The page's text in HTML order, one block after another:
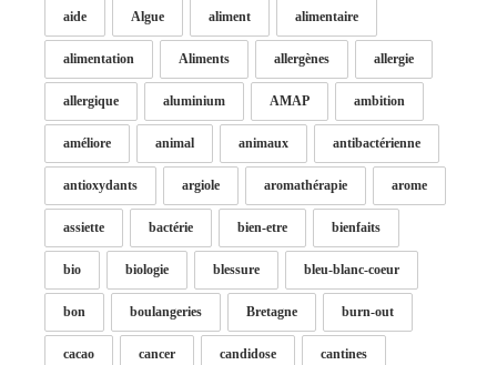
aide Algue aliment alimentaire
alimentation Aliments allergènes allergie
allergique aluminium AMAP ambition
améliore animal animaux antibactérienne
antioxydants argiole aromathérapie arome
assiette bactérie bien-etre bienfaits
bio biologie blessure bleu-blanc-coeur
bon boulangeries Bretagne burn-out
cacao cancer candidose cantines